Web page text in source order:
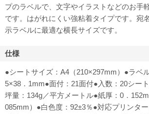
プのラベルで、文字やイラストなどのお手
です。はがれにくい強粘着タイプです。宛
示ラベルに最適な横長サイズです。
仕様
●シートサイズ：A4（210×297mm）●ラベ
5×38．1mm●面付：21面付●入数：20シー
坪量：134g／平方メートル●紙厚：0．
085mm）●白色度：92±3％●対応プリンタ